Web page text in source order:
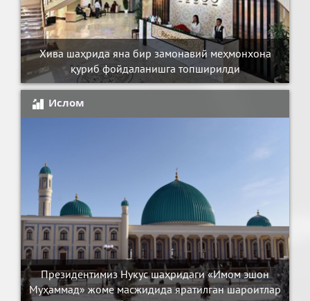
Хива шаҳрида яна бир замонавий меҳмонхона
қуриб фойдаланишга топширилди
Ислом
Президентимиз Нукус шаҳридаги «Имом эшон
Муҳаммад» жоме масжидида яратилган шароитлар